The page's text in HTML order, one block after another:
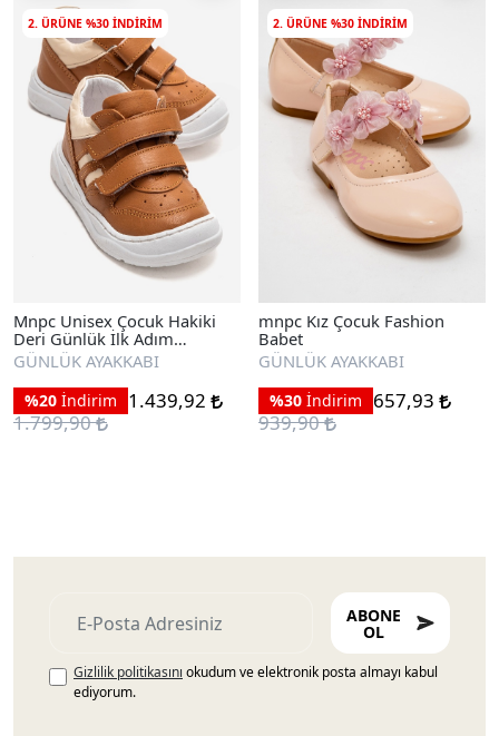
2. ÜRÜNE %30 INDIRIM
Mnpc Unisex Çocuk Hakiki
Deri Günlük İlk Adım
Ayakkabı
GÜNLÜK AYAKKABI
%20 İndirim
1.439,92
1.799,90
2. ÜRÜNE %30 INDIRIM
mnpc Kız Çocuk Fashion
Babet
GÜNLÜK AYAKKABI
%30 İndirim
657,93
939,90
ABONE
OL
Gizlilik politikasını okudum ve elektronik posta almayı kabul
ediyorum.